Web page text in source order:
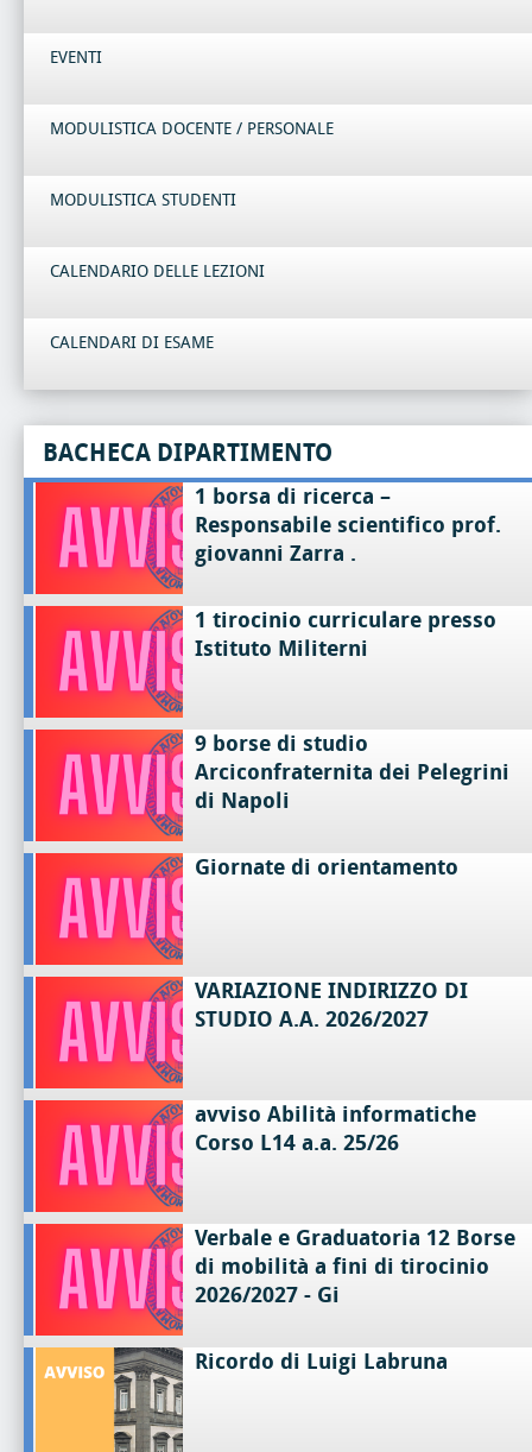
EVENTI
MODULISTICA DOCENTE / PERSONALE
MODULISTICA STUDENTI
CALENDARIO DELLE LEZIONI
CALENDARI DI ESAME
BACHECA DIPARTIMENTO
1 borsa di ricerca –
Responsabile scientifico prof.
giovanni Zarra .
1 tirocinio curriculare presso
Istituto Militerni
9 borse di studio
Arciconfraternita dei Pelegrini
di Napoli
Giornate di orientamento
VARIAZIONE INDIRIZZO DI
STUDIO A.A. 2026/2027
avviso Abilità informatiche
Corso L14 a.a. 25/26
Verbale e Graduatoria 12 Borse
di mobilità a fini di tirocinio
2026/2027 - Gi
Ricordo di Luigi Labruna